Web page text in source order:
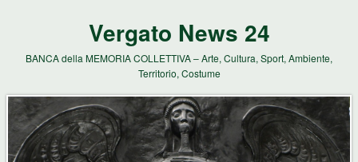
Vergato News 24
BANCA della MEMORIA COLLETTIVA – Arte, Cultura, Sport, Ambiente,
Territorio, Costume